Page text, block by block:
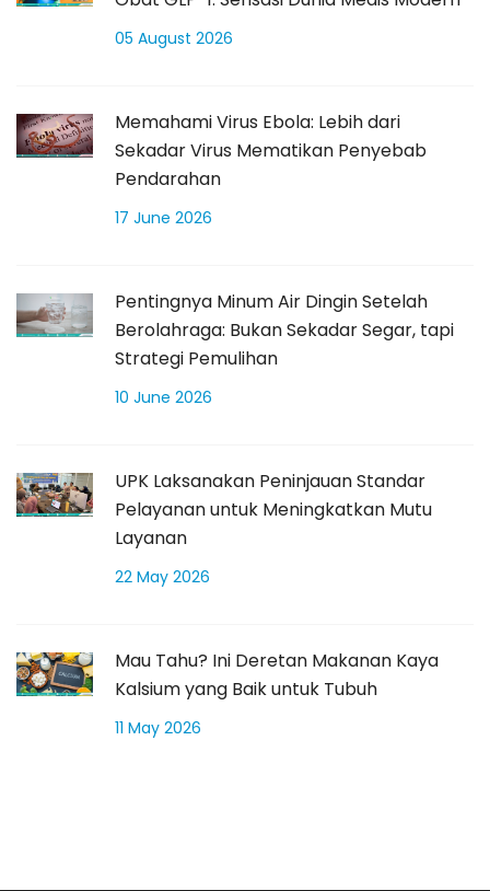
05 August 2026
Memahami Virus Ebola: Lebih dari
Sekadar Virus Mematikan Penyebab
Pendarahan
17 June 2026
Pentingnya Minum Air Dingin Setelah
Berolahraga: Bukan Sekadar Segar, tapi
Strategi Pemulihan
10 June 2026
UPK Laksanakan Peninjauan Standar
Pelayanan untuk Meningkatkan Mutu
Layanan
22 May 2026
Mau Tahu? Ini Deretan Makanan Kaya
Kalsium yang Baik untuk Tubuh
11 May 2026